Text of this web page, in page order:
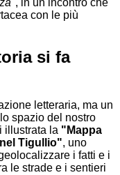
, in un incontro che
con le più
si fa
letteraria, ma un
spazio del nostro
illustrata la "Mappa
Tigullio", uno
i fatti e i
le strade e i sentieri